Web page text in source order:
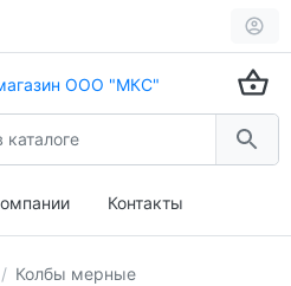
Контакты
Колбы мерные